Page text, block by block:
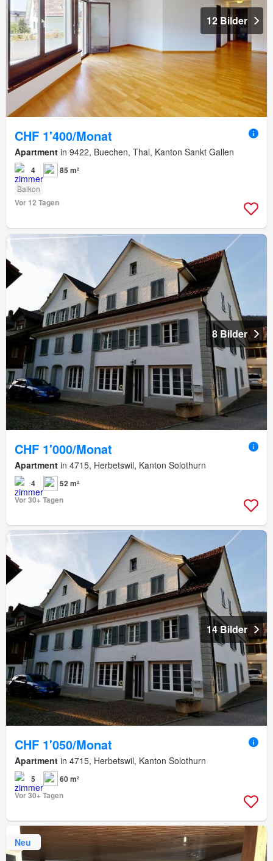
12 Bilder
CHF 1'400/Monat
Apartment in 9422, Buechen, Thal, Kanton Sankt Gallen
4 85 m²
Balkon
Vor 12 Tagen
8 Bilder
CHF 1'000/Monat
Apartment in 4715, Herbetswil, Kanton Solothurn
4
52 m²
Vor 30+ Tagen
14 Bilder
CHF 1'050/Monat
Apartment in 4715, Herbetswil, Kanton Solothurn
5
60 m²
Vor 30+ Tagen
Neu